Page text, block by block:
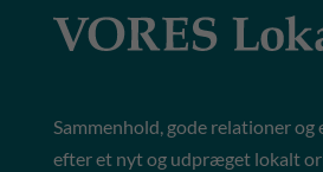
Sammenhold, gode relationer
efter et nyt og udpræget lokalt